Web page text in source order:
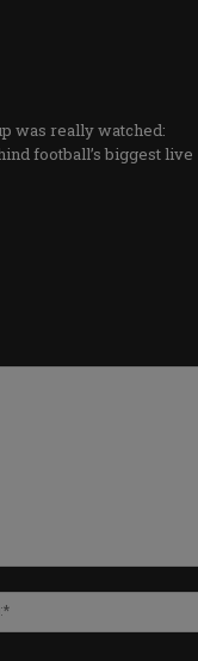
was really watched:
football’s biggest live